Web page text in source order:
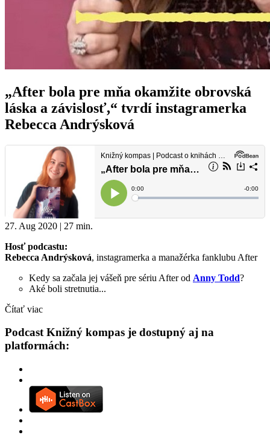
„After bola pre mňa okamžite obrovská
láska a závislosť,“ tvrdí instagramerka
Rebecca Andrýsková
27. Aug 2020 | 27 min.
Hosť podcastu:
Rebecca Andrýsková, instagramerka a manažérka fanklubu After
Kedy sa začala jej vášeň pre sériu After od Anny Todd?
Aké boli stretnutia...
Čítať viac
Podcast Knižný kompas je dostupný aj na
platformách: